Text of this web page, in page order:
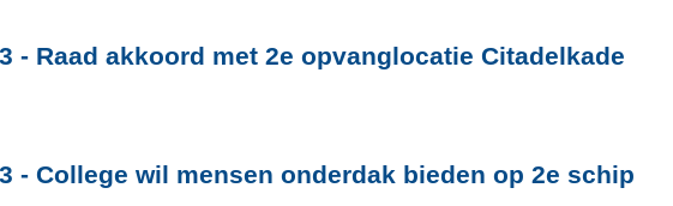
- Raad akkoord met 2e opvanglocatie Citadelkade
- College wil mensen onderdak bieden op 2e schip